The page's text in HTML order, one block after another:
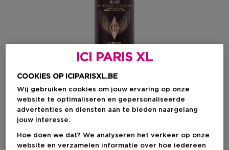
Kies je formaat
34 ML Op voorraad
ICI PARIS XL
COOKIES OP ICIPARISXL.BE
Wij gebruiken cookies om jouw ervaring op onze
website te optimaliseren en gepersonaliseerde
advertenties en diensten aan te bieden naargelang
jouw interesse.
Hoe doen we dat? We analyseren het verkeer op onze
website en verzamelen informatie over hoe iedereen